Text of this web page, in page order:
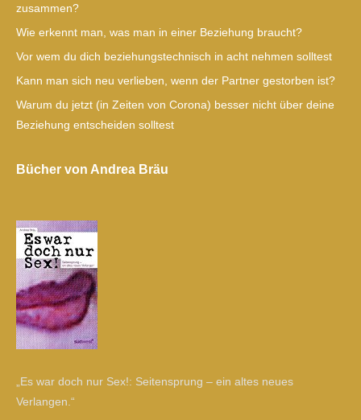
zusammen?
Wie erkennt man, was man in einer Beziehung braucht?
Vor wem du dich beziehungstechnisch in acht nehmen solltest
Kann man sich neu verlieben, wenn der Partner gestorben ist?
Warum du jetzt (in Zeiten von Corona) besser nicht über deine
Beziehung entscheiden solltest
Bücher von Andrea Bräu
„Es war doch nur Sex!: Seitensprung – ein altes neues
Verlangen.“